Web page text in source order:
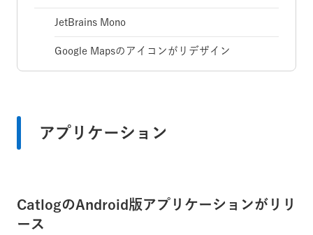
JetBrains Mono
Google Mapsのアイコンがリデザイン
アプリケーション
CatlogのAndroid版アプリケーションがリリ
ース